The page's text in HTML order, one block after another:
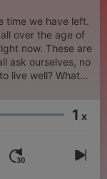
time we have left.
over the age of
now. These are
ask ourselves, no
live well? What
to let go?
1 x